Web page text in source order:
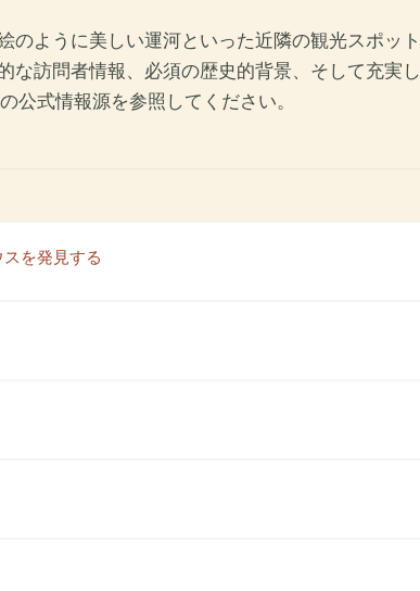
のように美しい運河といった近隣の観光スポッ
な訪問者情報、必須の歴史的背景、そして充実
公式情報源を参照してください。
を発見する